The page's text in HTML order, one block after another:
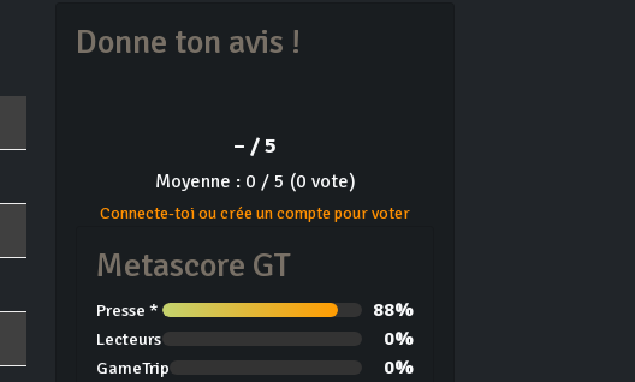
Donne ton avis !
– / 5
Moyenne : 0 / 5 (0 vote)
Connecte-toi ou crée un compte pour voter
Metascore GT
Presse * 88%
Lecteurs 0%
GameTrip 0%